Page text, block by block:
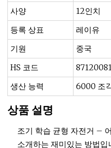
사양
12인치
등록 상표
레이유
기원
중국
HS 코드
생산 능력
6000 조
상품 설명
조기 학습 균형 자전거 –
소개하는 재미있는 방법